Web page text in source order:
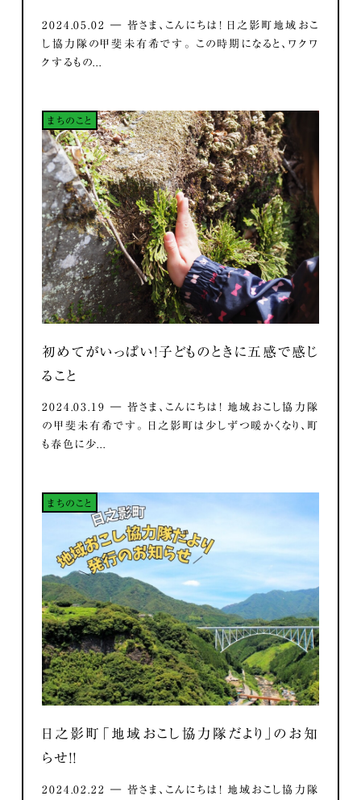
2024.05.02 ― 皆さま、こんにちは！ 日之影町地域おこ
し協力隊の甲斐未有希です。 この時期になると、ワクワ
クするもの...
まちのこと
初めてがいっぱい！子どものときに五感で感じ
ること
2024.03.19 ― 皆さま、こんにちは！ 地域おこし協力隊
の甲斐未有希です。 日之影町は少しずつ暖かくなり、町
も春色に少...
まちのこと
日之影町「地域おこし協力隊だより」のお知
らせ！！
2024.02.22 ― 皆さま、こんにちは！ 地域おこし協力隊